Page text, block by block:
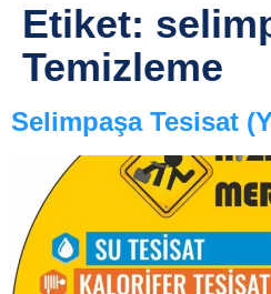
Etiket:
Temizleme
Selimpaşa Tesisat